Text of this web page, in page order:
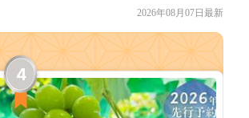
2026年08月07日最新
4